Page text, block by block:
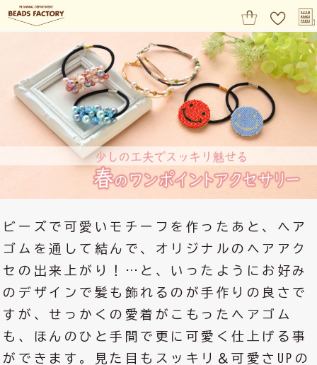
ビーズで可愛いモチーフを作ったあと、ヘア
ゴムを通して結んで、オリジナルのヘアアク
セの出来上がり！…と、いったようにお好み
のデザインで髪も飾れるのが手作りの良さで
すが、せっかくの愛着がこもったヘアゴム
も、ほんのひと手間で更に可愛く仕上げる事
ができます。見た目もスッキリ＆可愛さUPの